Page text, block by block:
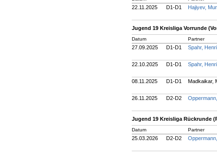
22.11.2025 D1-D1 Hajiyev,
Jugend 19 Kreisliga Vorrunde
Datum Partner
27.09.2025 D1-D1 Spahr,
22.10.2025 D1-D1 Spahr,
08.11.2025 D1-D1 Madkaikar,
26.11.2025 D2-D2
Jugend 19 Kreisliga Rückrunde
Datum Partner
25.03.2026 D2-D2